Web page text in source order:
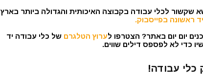
שקשור לכלי עבודה בקבוצה האיכותית והגדולה ביותר בארץ
ראשונה בפייסבוק.
יום יום באתר? הצטרפו לערוץ הטלגרם של כלי עבודה יד
כדי לא לפספס דילים שווים.
כלי עבודה!